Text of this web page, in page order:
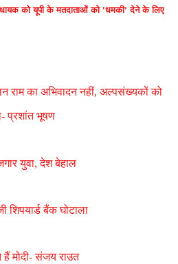
को यूपी के मतदाताओं को 'धमकी' देने के लिए
राम का अभिवादन नहीं, अल्पसंख्यकों को
प्रशांत भूषण
युवा, देश बेहाल
शिपयार्ड बैंक घोटाला
हैं मोदी- संजय राउत